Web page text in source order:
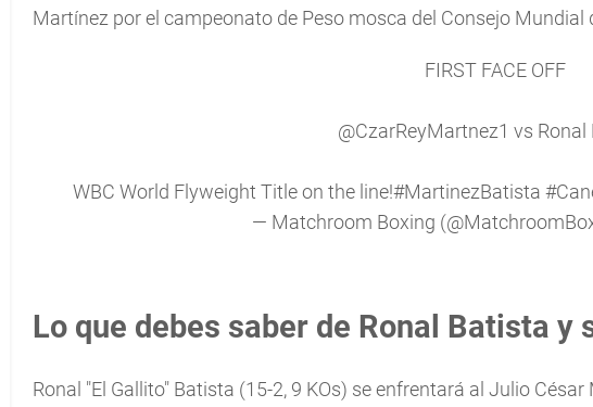
Martínez por el campeonato de Peso mosca del Consejo Mundial
FIRST FACE OFF
@CzarReyMartnez1 vs Ronal
WBC World Flyweight Title on the line!#MartinezBatista
— Matchroom Boxing
Lo que debes saber de Ronal Batista y
Ronal "El Gallito" Batista (15-2, 9 KOs) se enfrentará al Julio